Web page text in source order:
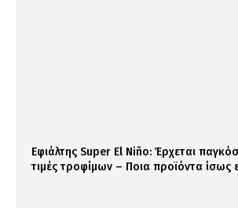
Εφιάλτης Super El Niño: Έρχεται
τιμές τροφίμων – Ποια προϊόντα ίσως